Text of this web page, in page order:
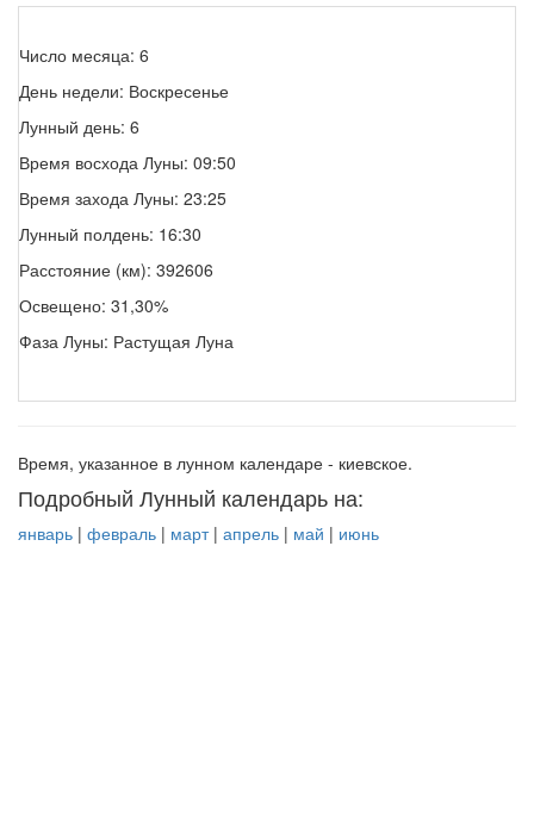
Число месяца: 6
День недели: Воскресенье
Лунный день: 6
Время восхода Луны: 09:50
Время захода Луны: 23:25
Лунный полдень: 16:30
Расстояние (км): 392606
Освещено: 31,30%
Фаза Луны: Растущая Луна
Время, указанное в лунном календаре - киевское.
Подробный Лунный календарь на:
январь | февраль | март| апрель | май | июнь